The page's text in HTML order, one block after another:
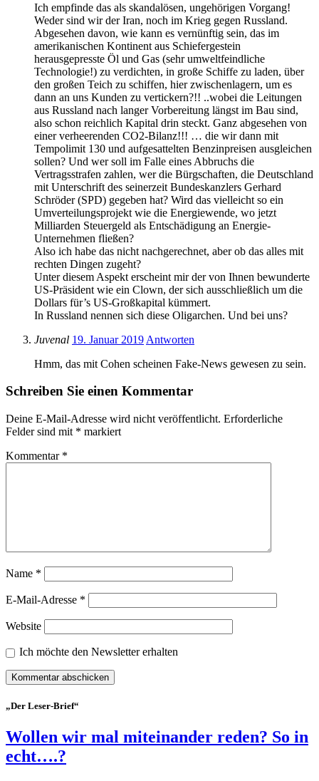
Ich empfinde das als skandalösen, ungehörigen Vorgang!
Weder sind wir der Iran, noch im Krieg gegen Russland.
Abgesehen davon, wie kann es vernünftig sein, das im
amerikanischen Kontinent aus Schiefergestein
herausgepresste Öl und Gas (sehr umweltfeindliche
Technologie!) zu verdichten, in große Schiffe zu laden, über
den großen Teich zu schiffen, hier zwischenlagern, um es
dann an uns Kunden zu vertickern?!! ..wobei die Leitungen
aus Russland nach langer Vorbereitung längst im Bau sind,
also schon reichlich Kapital drin steckt. Ganz abgesehen von
einer verheerenden CO2-Bilanz!!! … die wir dann mit
Tempolimit 130 und aufgesattelten Benzinpreisen ausgleichen
sollen? Und wer soll im Falle eines Abbruchs die
Vertragsstrafen zahlen, wer die Bürgschaften, die Deutschland
mit Unterschrift des seinerzeit Bundeskanzlers Gerhard
Schröder (SPD) gegeben hat? Wird das vielleicht so ein
Umverteilungsprojekt wie die Energiewende, wo jetzt
Milliarden Steuergeld als Entschädigung an Energie-
Unternehmen fließen?
Also ich habe das nicht nachgerechnet, aber ob das alles mit
rechten Dingen zugeht?
Unter diesem Aspekt erscheint mir der von Ihnen bewunderte
US-Präsident wie ein Clown, der sich ausschließlich um die
Dollars für’s US-Großkapital kümmert.
In Russland nennen sich diese Oligarchen. Und bei uns?
Juvenal 19. Januar 2019 Antworten
Hmm, das mit Cohen scheinen Fake-News gewesen zu sein.
Schreiben Sie einen Kommentar
Deine E-Mail-Adresse wird nicht veröffentlicht. Erforderliche
Felder sind mit * markiert
Kommentar *
Name *
E-Mail-Adresse *
Website
Ich möchte den Newsletter erhalten
„Der Leser-Brief“
Wollen wir mal miteinander reden? So in
echt….?